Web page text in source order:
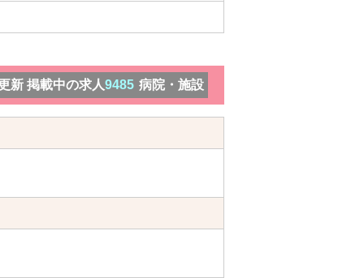
新 掲載中の求人9485 病院・施設